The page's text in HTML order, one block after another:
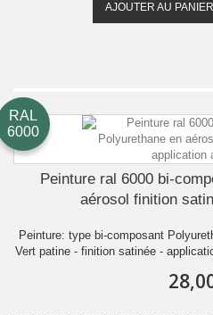
AJOUTER AU PANIER
RAL
6000
Peinture ral 6000 bi-
aérosol finition
Peinture: type bi-composant
Vert patine - finition satinée -